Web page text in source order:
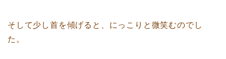
そして少し首を傾げると、にっこりと微笑むのでし
た。